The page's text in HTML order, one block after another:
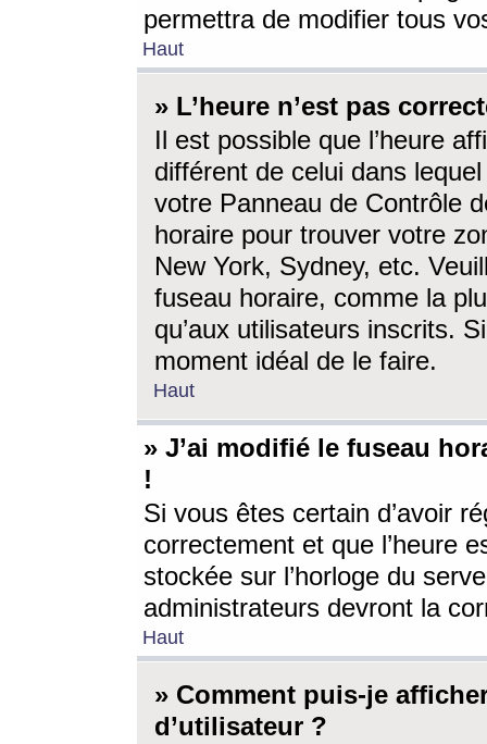
permettra de modifier tous
Haut
» L’heure n’est pas
Il est possible que l’heure
différent de celui dans
votre Panneau de Contrôle
horaire pour trouver votre
New York, Sydney, etc.
fuseau horaire, comme la
qu’aux utilisateurs inscrits.
moment idéal de le faire.
Haut
» J’ai modifié le fuseau
!
Si vous êtes certain d’avoir
correctement et que l’heure
stockée sur l’horloge du
administrateurs devront la
Haut
» Comment puis-je
d’utilisateur ?